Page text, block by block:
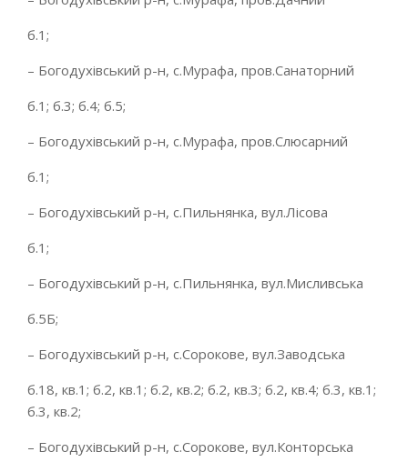
б.1;
– Богодухівський р-н, с.Мурафа, пров.Санаторний
б.1; б.3; б.4; б.5;
– Богодухівський р-н, с.Мурафа, пров.Слюсарний
б.1;
– Богодухівський р-н, с.Пильнянка, вул.Лісова
б.1;
– Богодухівський р-н, с.Пильнянка, вул.Мисливська
б.5Б;
– Богодухівський р-н, с.Сорокове, вул.Заводська
б.18, кв.1; б.2, кв.1; б.2, кв.2; б.2, кв.3; б.2, кв.4; б.3, кв.1;
б.3, кв.2;
– Богодухівський р-н, с.Сорокове, вул.Конторська